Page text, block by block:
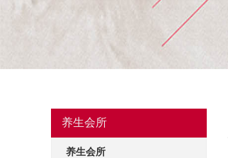
养生会所
养生会所